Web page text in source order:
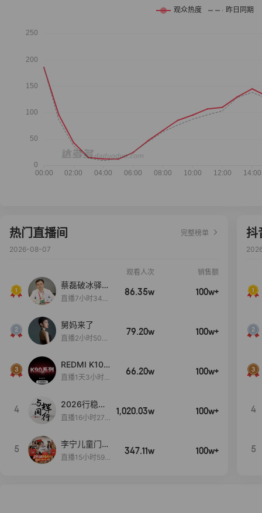
热门直播间
完整榜单
2026-08-07
观看人次 销售额
蔡磊破冰驿站
直播间好物分
直播7小时34分
86.35w 100w+
舅妈来了
直播2小时50分
79.20w 100w+
REDMI K100
Pro系列新品
启！
直播1天3小时1
66.20w 100w+
4
2026行稳致
远
直播16小时27
1,020.03w 100w+
5
李宁儿童门店
爆款赤兔8pr
直播15小时59
347.11w 100w+
抖
4
5